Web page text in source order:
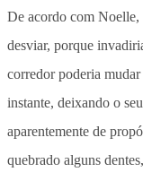
De acordo com Noelle,
desviar, porque
corredor poderia
instante, deixando o
aparentemente de
quebrado alguns